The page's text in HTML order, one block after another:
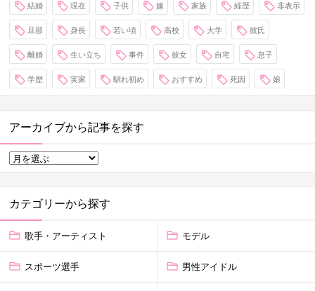
結婚 現在 子供 嫁 家族 経歴 非表示
旦那 身長 若い頃 高校 大学 彼氏
離婚 生い立ち 事件 彼女 自宅 息子
学歴 実家 馴れ初め おすすめ 死因 娘
アーカイブから記事を探す
カテゴリーから探す
歌手・アーティスト モデル
スポーツ選手 男性アイドル